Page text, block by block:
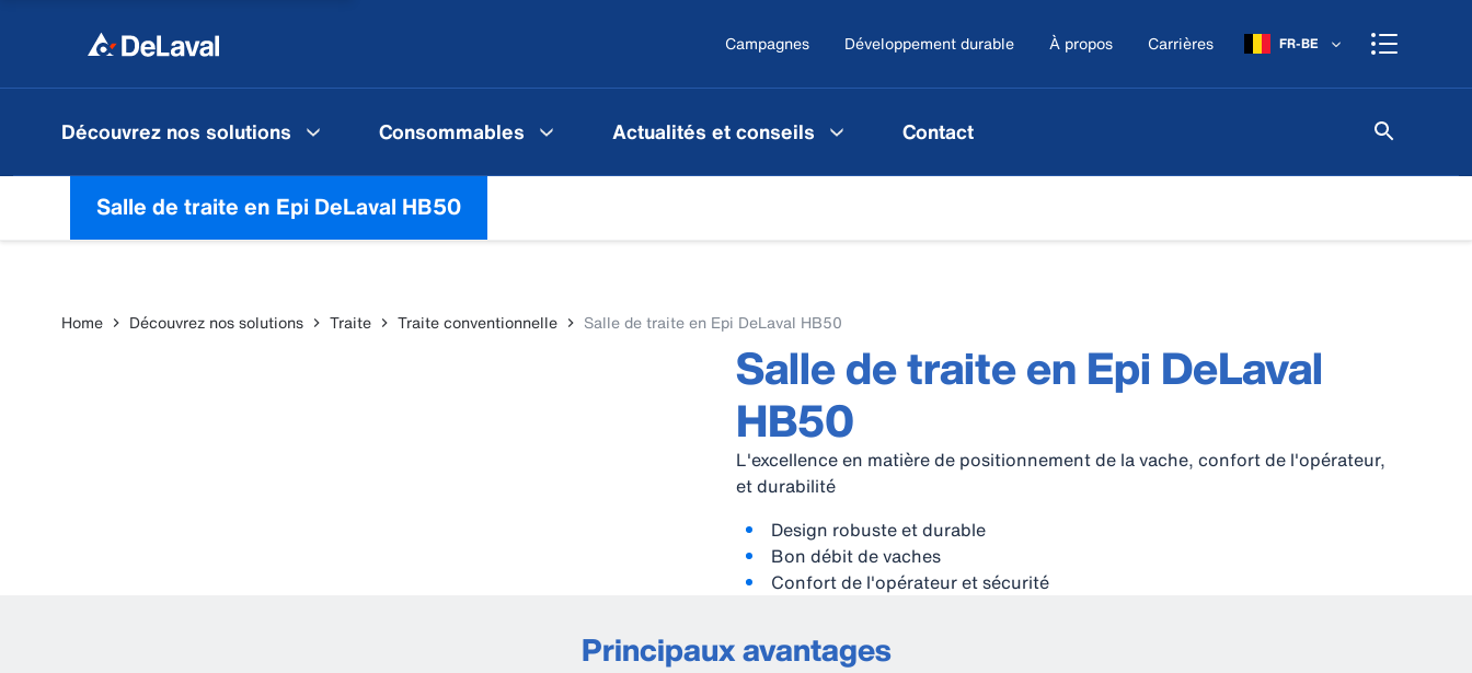
Campagnes Développement durable À propos Carrières FR-BE
Découvrez nos solutions Consommables Actualités et conseils Contact
Salle de traite en Epi DeLaval HB50
Home Découvrez nos solutions Traite Traite conventionnelle Salle de traite en Epi DeLaval HB50
Salle de traite en Epi DeLaval
HB50
L'excellence en matière de positionnement de la vache, confort de l'opérateur,
et durabilité
Design robuste et durable
Bon débit de vaches
Confort de l'opérateur et sécurité
Principaux avantages